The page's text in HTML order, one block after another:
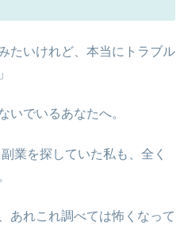
たいけれど、本当にトラブル
いでいるあなたへ。
業を探していた私も、全く
あれこれ調べては怖くなって